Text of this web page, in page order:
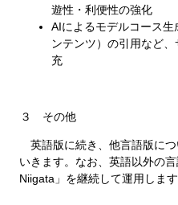
遊性・利便性の強化
AIによるモデルコース
ンテンツ）の引用など
充
３ その他
英語版に続き、他言語版に
いきます。なお、英語以外の
Niigata」を継続して運用します